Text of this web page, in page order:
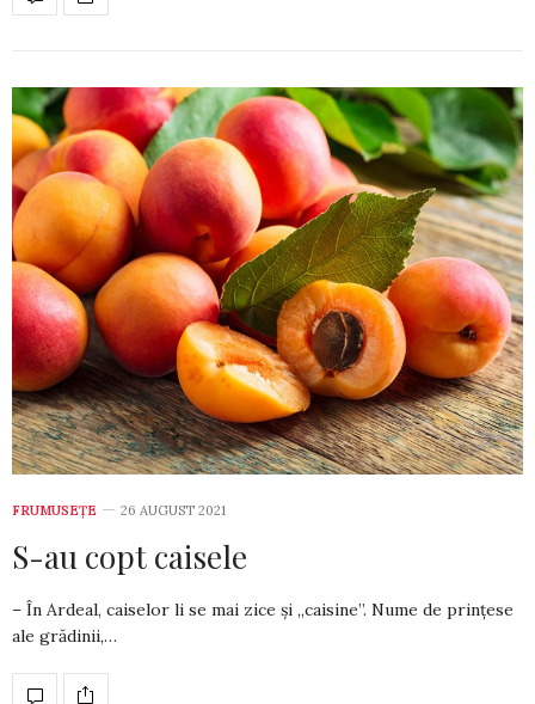
FRUMUSEȚE 26 AUGUST 2021
S-au copt caisele
– În Ardeal, caiselor li se mai zice și „caisine”. Nume de prin­țese
ale grădinii,…